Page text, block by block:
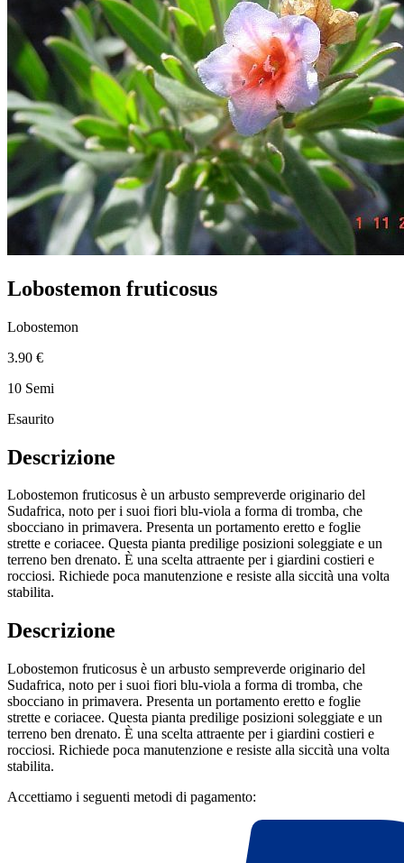
Lobostemon fruticosus
Lobostemon
3.90 €
10 Semi
Esaurito
Descrizione
Lobostemon fruticosus è un arbusto sempreverde originario del
Sudafrica, noto per i suoi fiori blu-viola a forma di tromba, che
sbocciano in primavera. Presenta un portamento eretto e foglie
strette e coriacee. Questa pianta predilige posizioni soleggiate e un
terreno ben drenato. È una scelta attraente per i giardini costieri e
rocciosi. Richiede poca manutenzione e resiste alla siccità una volta
stabilita.
Descrizione
Lobostemon fruticosus è un arbusto sempreverde originario del
Sudafrica, noto per i suoi fiori blu-viola a forma di tromba, che
sbocciano in primavera. Presenta un portamento eretto e foglie
strette e coriacee. Questa pianta predilige posizioni soleggiate e un
terreno ben drenato. È una scelta attraente per i giardini costieri e
rocciosi. Richiede poca manutenzione e resiste alla siccità una volta
stabilita.
Accettiamo i seguenti metodi di pagamento: